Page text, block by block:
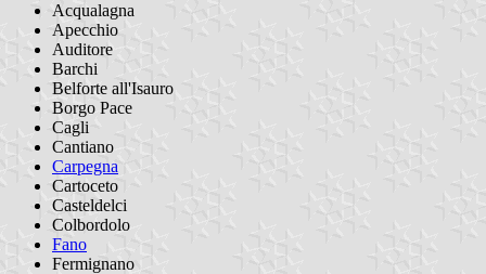
Acqualagna
Apecchio
Auditore
Barchi
Belforte all'Isauro
Borgo Pace
Cagli
Cantiano
Carpegna
Cartoceto
Casteldelci
Colbordolo
Fano
Fermignano